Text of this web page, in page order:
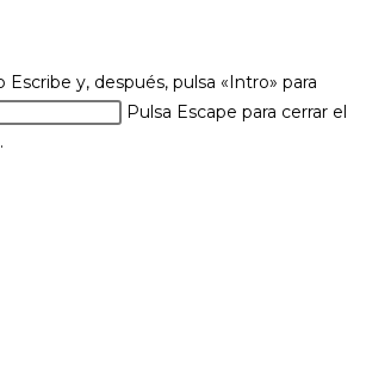
Escribe y, después, pulsa «Intro» para
Pulsa Escape para cerrar el